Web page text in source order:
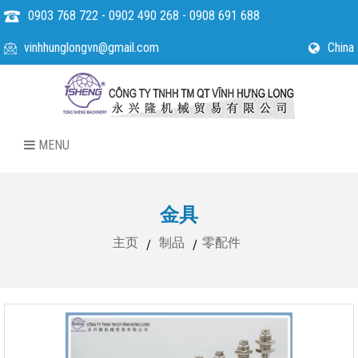
0903 768 722 - 0902 490 268 - 0908 691 688
vinhhunglongvn@gmail.com China
MENU
金具
主页 / 制品 / 零配件